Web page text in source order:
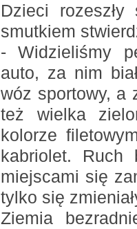
Dzieci
smutkiem
- Widzieliśmy
auto, za nim
wóz sportowy, a
też wielka
kolorze
kabriolet. Ruch
miejscami się
tylko się
Ziemia